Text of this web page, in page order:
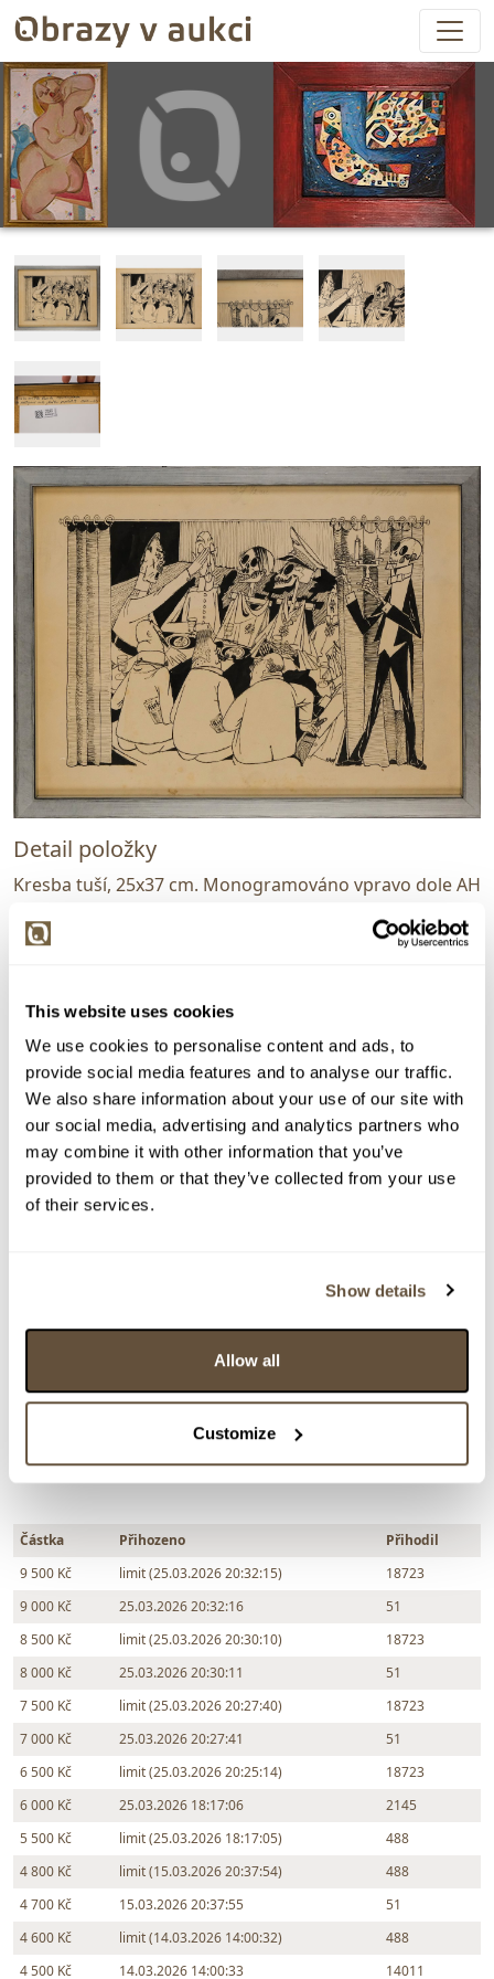
This website uses cookies
We use cookies to personalise content and ads, to
provide social media features and to analyse our traffic.
We also share information about your use of our site with
our social media, advertising and analytics partners who
may combine it with other information that you’ve
provided to them or that they’ve collected from your use
of their services.
Show details
Allow all
Customize
Detail položky
Kresba tuší, 25x37 cm. Monogramováno vpravo dole AH
> Zobrazit detail položky a informace o autorovi
> zpět na aukční výsledky
VYDRAŽENO POSOUZENO ZNALCEM
Adolf Hoffmeister
155562. Hitlerova suita
Dražba ukončena:
9 500 Kč
Zpět na aukční výsledky
Chcete prodat obraz od stejného autora?
> Zobrazit informaci jak prodat obraz v aukci
Částka Přihozeno
Přihodil
9 500 Kč
limit (25.03.2026 20:32:15)
18723
9 000 Kč
25.03.2026 20:32:16
51
8 500 Kč
limit (25.03.2026 20:30:10)
18723
8 000 Kč
25.03.2026 20:30:11
51
7 500 Kč
limit (25.03.2026 20:27:40)
18723
7 000 Kč
25.03.2026 20:27:41
51
6 500 Kč
limit (25.03.2026 20:25:14)
18723
6 000 Kč
25.03.2026 18:17:06
2145
5 500 Kč
limit (25.03.2026 18:17:05)
488
4 800 Kč
limit (15.03.2026 20:37:54)
488
4 700 Kč
15.03.2026 20:37:55
51
4 600 Kč
limit (14.03.2026 14:00:32)
488
4 500 Kč
14.03.2026 14:00:33 14011